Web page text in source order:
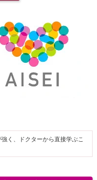
く、ドクターから直接学ぶこ